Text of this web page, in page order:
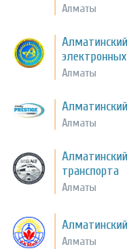
Алматы
Алматы
Алматы
транспорта
Алматы
Алматы